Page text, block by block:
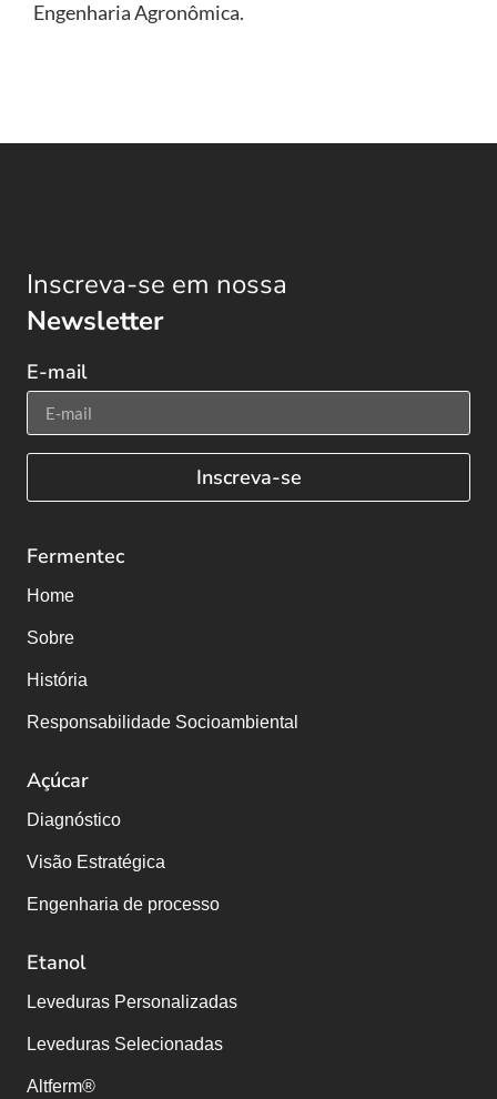
Engenharia Agronômica.
Inscreva-se em nossa
Newsletter
E-mail
Inscreva-se
Fermentec
Home
Sobre
História
Responsabilidade Socioambiental
Açúcar
Diagnóstico
Visão Estratégica
Engenharia de processo
Etanol
Leveduras Personalizadas
Leveduras Selecionadas
Altferm®